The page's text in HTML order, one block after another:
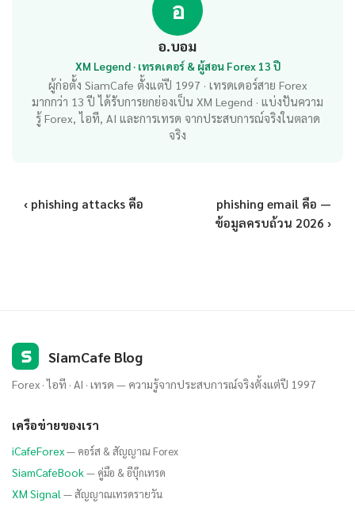
อ
อ.บอม
XM Legend · เทรดเดอร์ & ผู้สอน Forex 13 ปี
ผู้ก่อตั้ง SiamCafe ตั้งแต่ปี 1997 · เทรดเดอร์สาย Forex
มากกว่า 13 ปี ได้รับการยกย่องเป็น XM Legend · แบ่งปันความ
รู้ Forex, ไอที, AI และการเทรด จากประสบการณ์จริงในตลาด
จริง
‹ phishing attacks คือ
phishing email คือ —
ข้อมูลครบถ้วน 2026 ›
S SiamCafe Blog
Forex · ไอที · AI · เทรด — ความรู้จากประสบการณ์จริงตั้งแต่ปี 1997
เครือข่ายของเรา
iCafeForex— คอร์ส & สัญญาณ Forex
SiamCafeBook— คู่มือ & อีบุ๊กเทรด
XM Signal — สัญญาณเทรดรายวัน